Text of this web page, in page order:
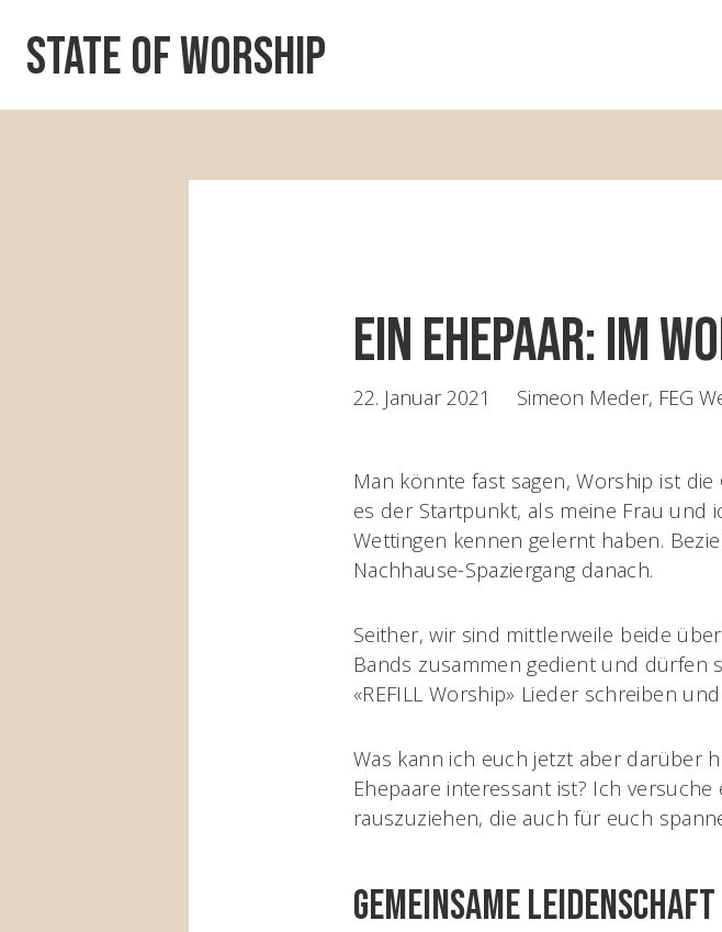
State of worship
Ein Ehepaar: im
22. Januar 2021 Simeon Meder, FEG
Man könnte fast sagen, Worship ist
es der Startpunkt, als meine Frau und
Wettingen kennen gelernt haben.
Nachhause-Spaziergang danach.
Seither, wir sind mittlerweile beide
Bands zusammen gedient und dürfen
«REFILL Worship» Lieder schreiben
Was kann ich euch jetzt aber darüber
Ehepaare interessant ist? Ich
rauszuziehen, die auch für euch
Gemeinsame Leidenschaft